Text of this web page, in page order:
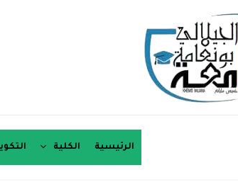
الرئيسية الكلية